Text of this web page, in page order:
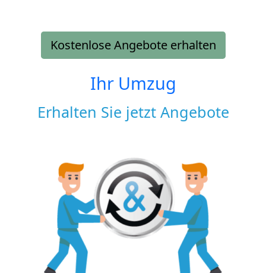
Kostenlose Angebote erhalten
Ihr Umzug
Erhalten Sie jetzt Angebote